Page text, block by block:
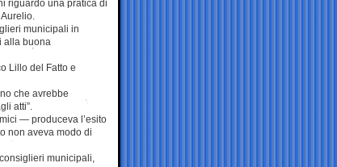
riguardo una pratica di
municipali in
alla buona
Lillo del Fatto e
che avrebbe
atti”.
— produceva l’esito
non aveva modo di
municipali,